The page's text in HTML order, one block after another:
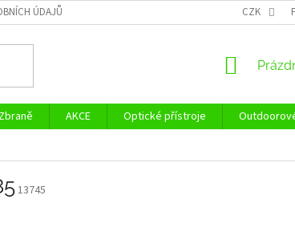
ÚDAJŮ ZÁSADY POUŽÍVÁNÍ SOUBORŮ COOKIES
CZK
Zbraně AKCE Optické přístroje
13745